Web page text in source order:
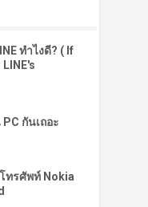
ทำไงดี? ( If
กันเถอะ
ทรศัพท์ Nokia